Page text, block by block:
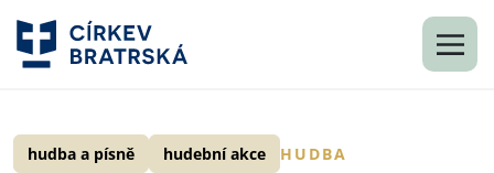
hudba a písně hudební akce HUDBA